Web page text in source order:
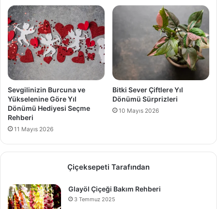
Sevgilinizin Burcuna ve
Yükselenine Göre Yıl
Dönümü Hediyesi Seçme
Rehberi
11 Mayıs 2026
Bitki Sever Çiftlere Yıl
Dönümü Sürprizleri
10 Mayıs 2026
Çiçeksepeti Tarafından
Glayöl Çiçeği Bakım Rehberi
3 Temmuz 2025